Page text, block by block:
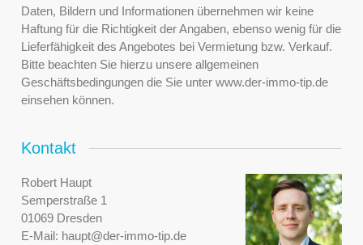
Daten, Bildern und Informationen übernehmen wir keine
Haftung für die Richtigkeit der Angaben, ebenso wenig für die
Lieferfähigkeit des Angebotes bei Vermietung bzw. Verkauf.
Bitte beachten Sie hierzu unsere allgemeinen
Geschäftsbedingungen die Sie unter www.der-immo-tip.de
einsehen können.
Kontakt
Robert Haupt
Semperstraße 1
01069 Dresden
E-Mail: haupt@der-immo-tip.de